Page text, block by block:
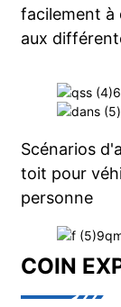
facilement à
aux
Scénarios
toit pour
personne
COIN